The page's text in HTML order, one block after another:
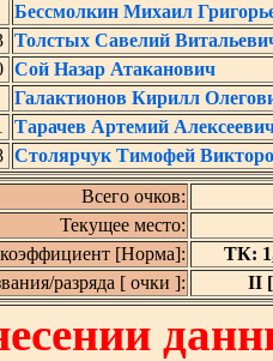
Бессмолкин Михаил
Толстых Савелий
Сой Назар Атаканович
Галактионов Кирилл
Тарачeв Артемий
Столярчук Тимофей
Всего очков:
Текущее место:
[Норма]:
ТК:
разряда [ очки ]:
II [